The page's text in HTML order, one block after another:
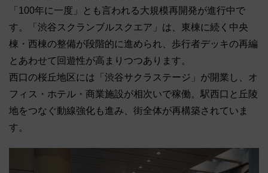
「100年に一度」とも言われる大規模再開発が進行中で
す。「渋谷スクランブルスクエア」は、東棟に続く中央
棟・西棟の整備が段階的に進められ、歩行者デッキの再編
とあわせて回遊性が高まりつつあります。
西口の桜丘地区には「渋谷サクラステージ」が開業し、オ
フィス・ホテル・商業施設が相次いで稼働。駅西口と丘陵
地をつなぐ動線強化も進み、街全体が再構築されていま
す。